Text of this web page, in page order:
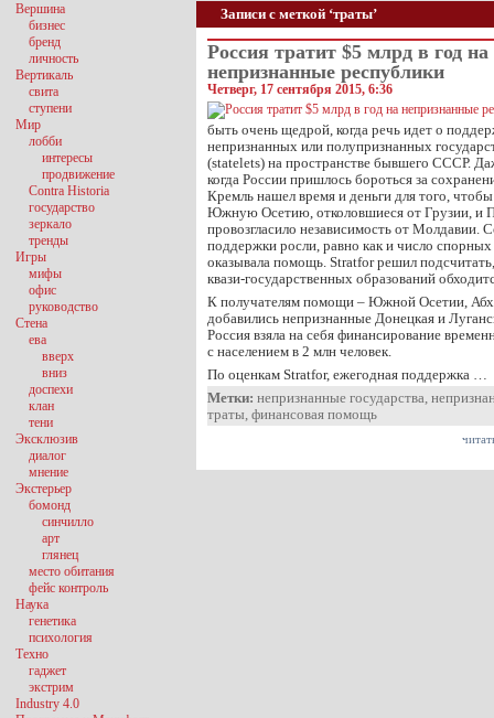
Записи с меткой ‘траты’
Россия тратит $5 млрд в год на
непризнанные республики
Четверг, 17 сентября 2015, 6:36
быть очень щедрой, когда речь идет о
непризнанных или полупризнанных
(statelets) на пространстве бывшего СССР.
когда России пришлось бороться за
Кремль нашел время и деньги для того,
Южную Осетию, отколовшиеся от Грузии, и
провозгласило независимость от Молдавии.
поддержки росли, равно как и число
оказывала помощь. Stratfor решил
квази-государственных образований
К получателям помощи – Южной Осетии,
добавились непризнанные Донецкая и
Россия взяла на себя финансирование
с населением в 2 млн человек.
По оценкам Stratfor, ежегодная поддержка …
Метки: непризнанные государства,
траты, финансовая помощь
Вершина
бизнес
бренд
личность
Вертикаль
свита
ступени
Мир
лобби
интересы
продвижение
Contra Historia
государство
зеркало
тренды
Игры
мифы
офис
руководство
Стена
ева
вверх
вниз
доспехи
клан
тени
Эксклюзив
диалог
мнение
Экстерьер
бомонд
синчилло
арт
глянец
место обитания
фейс контроль
Наука
генетика
психология
Техно
гаджет
экстрим
Industry 4.0